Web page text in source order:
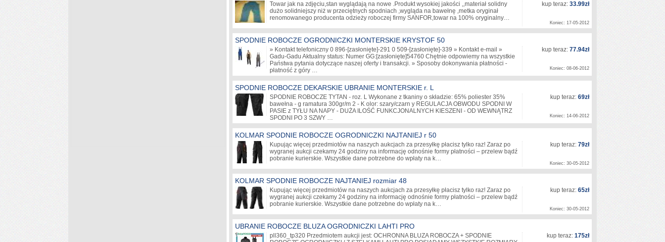
Towar jak na zdjęciu,stan wyglądają na nowe .Produkt wysokiej jakości ,,materiał solidny
dużo solidniejszy niż w przeciętnych spodniach ,wygląda na bawełnę ,metka oryginał
renomowanego producenta odzieży roboczej firmy SANFOR,towar na 100% oryginalny…
kup teraz: 33.99zł
Koniec: 17-05-2012
SPODNIE ROBOCZE OGRODNICZKI MONTERSKIE KRYSTOF 50
» Kontakt telefoniczny 0 896-[zasłonięte]-291 0 509-[zasłonięte]-339 » Kontakt e-mail »
Gadu-Gadu Aktualny status: Numer GG:[zasłonięte]54760 Chętnie odpowiemy na wszystkie
Państwa pytania dotyczące naszej oferty i transakcji. » Sposoby dokonywania płatności -
płatność z góry …
kup teraz: 77.94zł
Koniec: 08-06-2012
SPODNIE ROBOCZE DEKARSKIE UBRANIE MONTERSKIE r. L
SPODNIE ROBOCZE TYTAN - roz. L Wykonane z tkaniny o składzie: 65% poliester 35%
bawełna - g ramatura 300gr/m 2 - K olor: szary/czarn y REGULACJA OBWODU SPODNI W
PASIE z TYŁU NA NAPY - DUŻA ILOŚĆ FUNKCJONALNYCH KIESZENI - OD WEWNĄTRZ
SPODNI PO 3 SZWY …
kup teraz: 69zł
Koniec: 14-06-2012
KOLMAR SPODNIE ROBOCZE OGRODNICZKI NAJTANIEJ r 50
Kupując więcej przedmiotów na naszych aukcjach za przesyłkę płacisz tylko raz! Zaraz po
wygranej aukcji czekamy 24 godziny na informację odnośnie formy płatności – przelew bądź
pobranie kurierskie. Wszystkie dane potrzebne do wpłaty na k…
kup teraz: 79zł
Koniec: 30-05-2012
KOLMAR SPODNIE ROBOCZE NAJTANIEJ rozmiar 48
Kupując więcej przedmiotów na naszych aukcjach za przesyłkę płacisz tylko raz! Zaraz po
wygranej aukcji czekamy 24 godziny na informację odnośnie formy płatności – przelew bądź
pobranie kurierskie. Wszystkie dane potrzebne do wpłaty na k…
kup teraz: 65zł
Koniec: 30-05-2012
UBRANIE ROBOCZE BLUZA OGRODNICZKI LAHTI PRO
pll360_tp320 Przedmiotem aukcji jest: OCHRONNA BLUZA ROBOCZA + SPODNIE
kup teraz: 175zł